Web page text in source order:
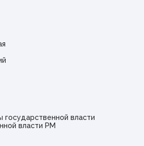
власти
власти РМ